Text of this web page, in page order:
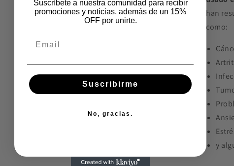
han
como:
y
Suscríbete a nuestra comunidad para recibir
promociones y noticias, además de un 15%
OFF por unirte.
Suscribirme
No, gracias.